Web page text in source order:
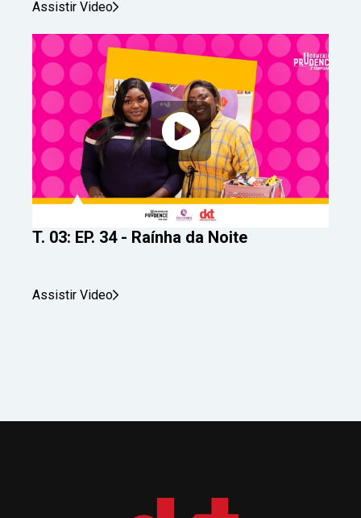
Assistir Video
T. 03: EP. 34 - Raínha da Noite
Assistir Video